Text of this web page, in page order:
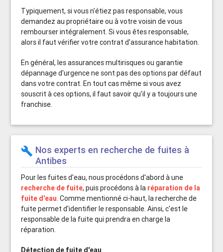
Typiquement, si vous n'étiez pas responsable, vous
demandez au propriétaire ou à votre voisin de vous
rembourser intégralement. Si vous êtes responsable,
alors il faut vérifier votre contrat d'assurance habitation.
En général, les assurances multirisques ou garantie
dépannage d'urgence ne sont pas des options par défaut
dans votre contrat. En tout cas même si vous avez
souscrit à ces options, il faut savoir qu'il y a toujours une
franchise.
build Nos experts en recherche de fuites à
Antibes
Pour les fuites d'eau, nous procédons d'abord à une
recherche de fuite, puis procédons à la réparation de la
fuite d'eau. Comme mentionné ci-haut, la recherche de
fuite permet d'identifier le responsable. Ainsi, c'est le
responsable de la fuite qui prendra en charge la
réparation.
Détection de fuite d'eau